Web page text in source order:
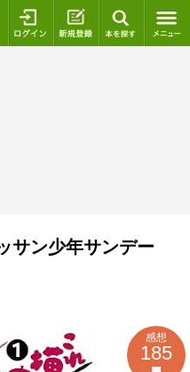
ログイン 新規登録
サン少年サンデー
感想
185